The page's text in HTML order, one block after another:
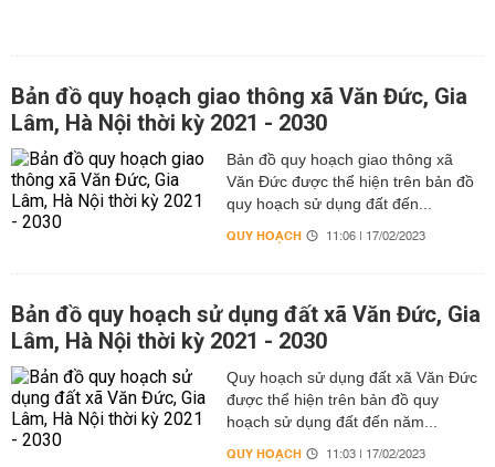
Bản đồ quy hoạch giao thông xã Văn Đức, Gia
Lâm, Hà Nội thời kỳ 2021 - 2030
Bản đồ quy hoạch giao thông xã
Văn Đức được thể hiện trên bản đồ
quy hoạch sử dụng đất đến...
QUY HOẠCH 11:06 | 17/02/2023
Bản đồ quy hoạch sử dụng đất xã Văn Đức, Gia
Lâm, Hà Nội thời kỳ 2021 - 2030
Quy hoạch sử dụng đất xã Văn Đức
được thể hiện trên bản đồ quy
hoạch sử dụng đất đến năm...
QUY HOẠCH 11:03 | 17/02/2023